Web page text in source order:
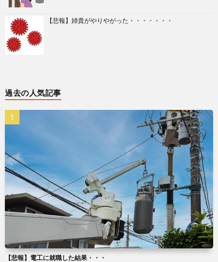
【悲報】姉貴がやりやがった・・・・・・・
過去の人気記事
【悲報】電工に就職した結果・・・